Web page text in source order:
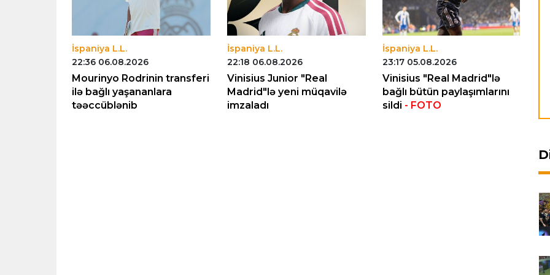
İspaniya L.L.
22:36 06.08.2026
Mourinyo Rodrinin transferi
ilə bağlı yaşananlara
təəccüblənib
İspaniya L.L.
22:18 06.08.2026
Vinisius Junior "Real
Madrid"lə yeni müqavilə
imzaladı
İspaniya L.L.
23:17 05.08.2026
Vinisius "Real Madrid"lə
bağlı bütün paylaşımlarını
sildi - FOTO